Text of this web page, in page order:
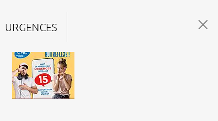
URGENCES